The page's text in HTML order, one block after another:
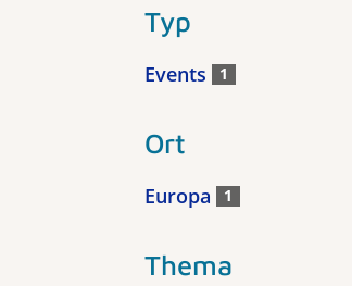
Typ
Events 1
Ort
Europa 1
Thema